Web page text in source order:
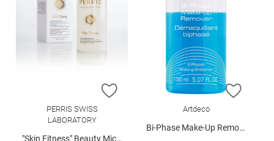
ZUR WUNSCHLISTE HINZUFÜGEN
PERRIS SWISS
LABORATORY
"Skin Fitness" Beauty Micellar Water Make-up Remover 200 ml
ZUR
Artdeco
Bi-Phase Make-Up Remover 150 ml